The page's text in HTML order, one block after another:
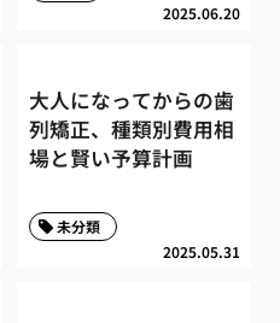
2025.06.20
大人になってからの歯
列矯正、種類別費用相
場と賢い予算計画
2025.05.31
未分類